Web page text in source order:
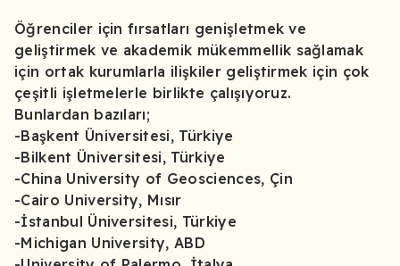
Öğrenciler için fırsatları genişletmek ve
geliştirmek ve akademik mükemmellik sağlamak
için ortak kurumlarla ilişkiler geliştirmek için çok
çeşitli işletmelerle birlikte çalışıyoruz.
Bunlardan bazıları;
-Başkent Üniversitesi, Türkiye
-Bilkent Üniversitesi, Türkiye
-China University of Geosciences, Çin
-Cairo University, Mısır
-İstanbul Üniversitesi, Türkiye
-Michigan University, ABD